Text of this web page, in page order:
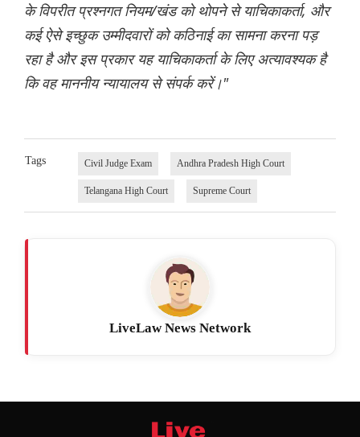
के विपरीत प्रश्नगत नियम/खंड को थोपने से याचिकाकर्ता, और
कई ऐसे इच्छुक उम्मीदवारों को कठिनाई का सामना करना पड़
रहा है और इस प्रकार यह याचिकाकर्ता के लिए अत्यावश्यक है
कि वह माननीय न्यायालय से संपर्क करें।"
Tags Civil Judge Exam Andhra Pradesh High Court
Telangana High Court Supreme Court
LiveLaw News Network